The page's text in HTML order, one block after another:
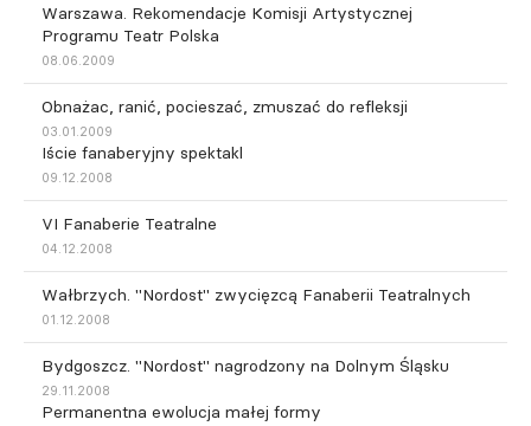
Warszawa. Rekomendacje Komisji Artystycznej
Programu Teatr Polska
08.06.2009
Obnażac, ranić, pocieszać, zmuszać do refleksji
03.01.2009
Iście fanaberyjny spektakl
09.12.2008
VI Fanaberie Teatralne
04.12.2008
Wałbrzych. "Nordost" zwycięzcą Fanaberii Teatralnych
01.12.2008
Bydgoszcz. "Nordost" nagrodzony na Dolnym Śląsku
29.11.2008
Permanentna ewolucja małej formy